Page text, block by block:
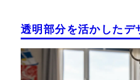
透明部分を活かしたデ